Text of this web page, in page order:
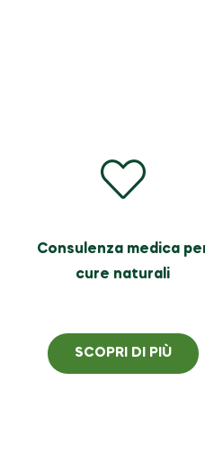
Consulenza medica
cure naturali
SCOPRI DI PIÙ